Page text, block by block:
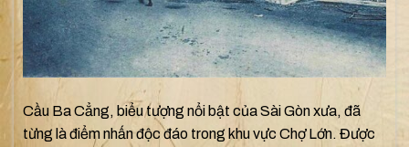
Cầu Ba Cẳng, biểu tượng nổi bật của Sài Gòn xưa, đã
từng là điểm nhấn độc đáo trong khu vực Chợ Lớn. Được